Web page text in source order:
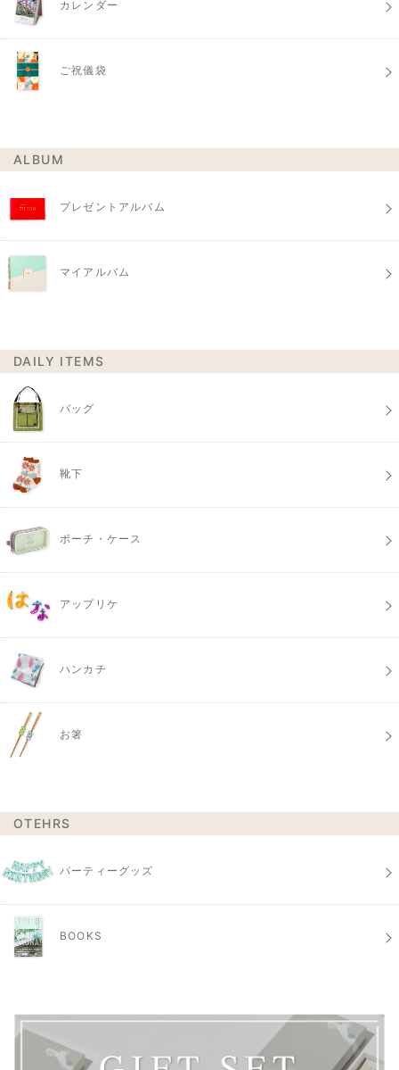
カレンダー
ご祝儀袋
ALBUM
プレゼントアルバム
マイアルバム
DAILY ITEMS
バッグ
靴下
ポーチ・ケース
アップリケ
ハンカチ
お箸
OTEHRS
パーティーグッズ
BOOKS